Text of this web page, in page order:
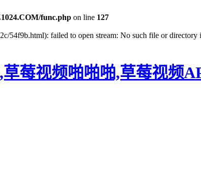
func.php on line 127
54f9b.html): failed to open stream: No such file or directory
莓视频啪啪啪,草莓视频